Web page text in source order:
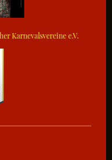
Karnevalsvereine e.V.